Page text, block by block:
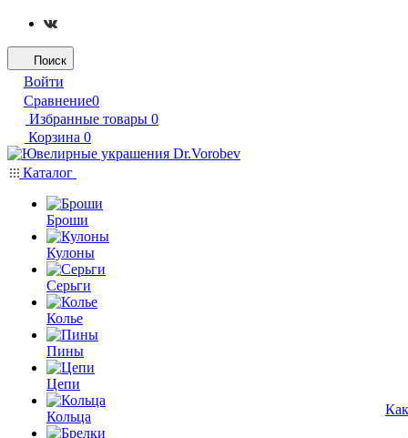
Поиск
Войти
Сравнение0
Избранные товары 0
Корзина 0
Каталог
Броши
Кулоны
Серьги
Колье
Пины
Цепи
Кольца